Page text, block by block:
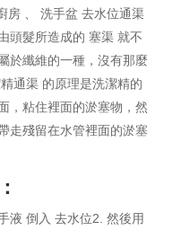
房 、 洗手盆 去水位通渠
頭髮所造成的 塞渠 就不
於纖維的一種，沒有那麼
通渠 的原理是洗潔精的
，粘住裡面的淤塞物，然
走殘留在水管裡面的淤塞
液 倒入 去水位2. 然後用